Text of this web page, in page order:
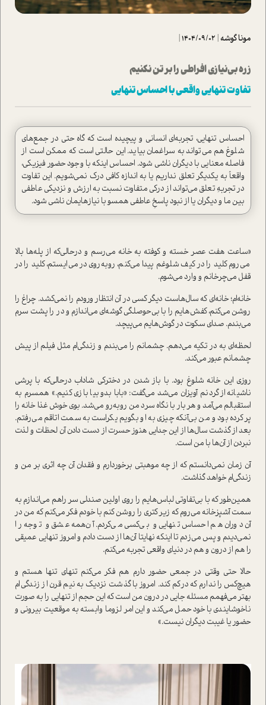
مونا گوشه|
1404/09/02
|
زره بی‌نیازی افراطی را بر تن نکنیم
تفاوت تنهایی واقعی با احساس تنهایی
احساس تنهایی، تجربه‌ای انسانی و پیچیده است که گاه حتی در جمع‌های
شلوغ هم می‌تواند به سراغمان بیاید. این حالتی است که ممکن است از
فاصله معنایی با دیگران ناشی شود. احساس اینکه با وجود حضور فیزیکی،
واقعاً به یکدیگر تعلق نداریم یا به اندازه کافی درک نمی‌شویم. این تفاوت
در تجربهِ تعلق می‌تواند از درکی متفاوت نسبت به ارزش و نزدیکی عاطفی
بین ما و دیگران یا از نبود پاسخِ عاطفی همسو با نیازهایمان ناشی شود.
«ساعت هفت عصر خسته و کوفته به خانه می‌رسم و درحالی‌که از پله‌ها بالا
می‌روم کلید را در کیف شلوغم پیدا می‌کنم، روبه‌روی در می‌ایستم، کلید را در
قفل می‌چرخانم و وارد می‌شوم.
خانه‌ام؛ خانه‌ای که سال‌هاست دیگر کسی در آن انتظار ورودم را نمی‌کشد. چراغ را
روشن می‌کنم، کفش‌هایم را با بی‌حوصلگی گوشه‌ای می‌اندازم و در را پشت سرم
می‌بندم. صدای سکوت در گوش‌هایم می‌پیچد.
لحظه‌ای به در تکیه می‌دهم. چشمانم را می‌بندم و زندگی‌ام مثل فیلم از پیش
چشمانم عبور می‌کند.
روزی این خانه شلوغ بود. با باز شدن در دخترکی شاداب درحالی‌که با پرشی
ناشیانه از گردنم آویزان می‌شد می‌گفت: «بابا بدو بیا بازی کنیم.» همسرم به
استقبالم می‌آمد و هر بار با نگاه سرد من روبه‌رو می‌شد. بوی خوش غذا خانه را
پر کرده بود و من بی‌آنکه چیزی به او بگویم یکراست به سمت اتاقم می‌رفتم.
بعد از گذشت سال‌ها از این جدایی هنوز حسرت از دست دادن آن لحظات و لذت
نبردن از آن‌ها با من است.
آن زمان نمی‌دانستم که از چه موهبتی برخوردارم و فقدان آن چه اثری بر من و
زندگی‌ام خواهد گذاشت.
همین‌طور که با بی‌تفاوتی لباس‌هایم را روی اولین صندلی سر راهم می‌اندازم به
سمت آشپزخانه می‌روم که زیر کتری را روشن کنم با خودم فکر می‌کنم که من در
آن دوران هم احساس تنهایی و بی‌کسی می‌کردم. آن‌همه عشق و توجه را
نمی‌دیدم و پس می‌زدم تا اینکه نهایتا آن‌ها از دست دادم و امروز تنهایی عمیقی
را هم از درون و هم در دنیای واقعی تجربه می‌کنم.
حالا حتی وقتی در جمعی حضور دارم هم فکر می‌کنم تنهای تنها هستم و
هیچ‌کس را ندارم که درکم کند. امروز با گذشت نزدیک به نیم قرن از زندگی‌ام
بهتر می‌فهمم مسئله جایی در درون من است که این حجم از تنهایی را به صورت
ناخوشایندی با خود حمل می‌کند و این امر لزوما وابسته به موقعیت بیرونی و
حضور یا غیبت دیگران نیست.»